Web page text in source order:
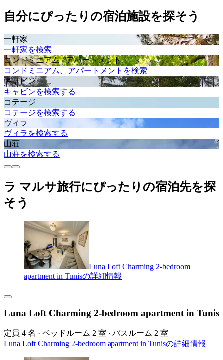
自分にぴったりの宿泊施設を探そう
一軒家
一軒家を検索
コンドミニアム / アパートメント
コンドミニアム、アパートメントを検索
キャビン
キャビンを検索する
コテージ
コテージを検索する
ヴィラ
ヴィラを検索する
山荘
山荘を検索する
ラ マルサ旅行にぴったりの宿泊先を探
そう
Luna Loft Charming 2-bedroom
apartment in Tunisの詳細情報
Luna Loft Charming 2-bedroom apartment in Tunis
定員 4 名 · ベッドルーム 2 室 · バスルーム 2 室
Luna Loft Charming 2-bedroom apartment in Tunisの詳細情報